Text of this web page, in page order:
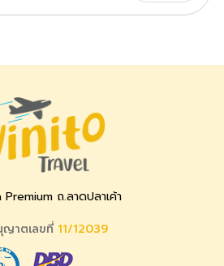
ถ.ลาดปลาเค้า
ญาตเลขที่ 11/12039